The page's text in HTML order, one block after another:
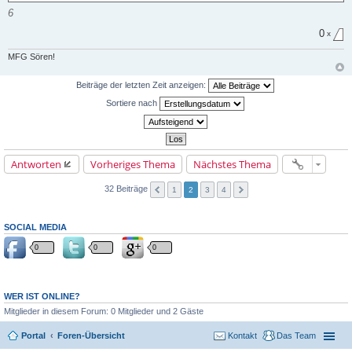
6
0 x
MFG Sören!
Beiträge der letzten Zeit anzeigen:
Sortiere nach
Antworten Vorheriges Thema Nächstes Thema
32 Beiträge 1 2 3 4
SOCIAL MEDIA
0 0 0
WER IST ONLINE?
Mitglieder in diesem Forum: 0 Mitglieder und 2 Gäste
Portal Foren-Übersicht Das Team
Kontakt